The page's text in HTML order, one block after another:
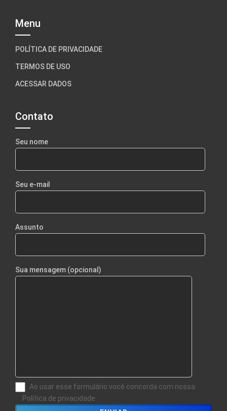
Menu
POLÍTICA DE PRIVACIDADE
TERMOS DE USO
ACESSAR DADOS
Contato
Seu nome
Seu e-mail
Assunto
Sua mensagem (opcional)
Ao usar esse formulário você concorda com nossa
Política de privacidade.